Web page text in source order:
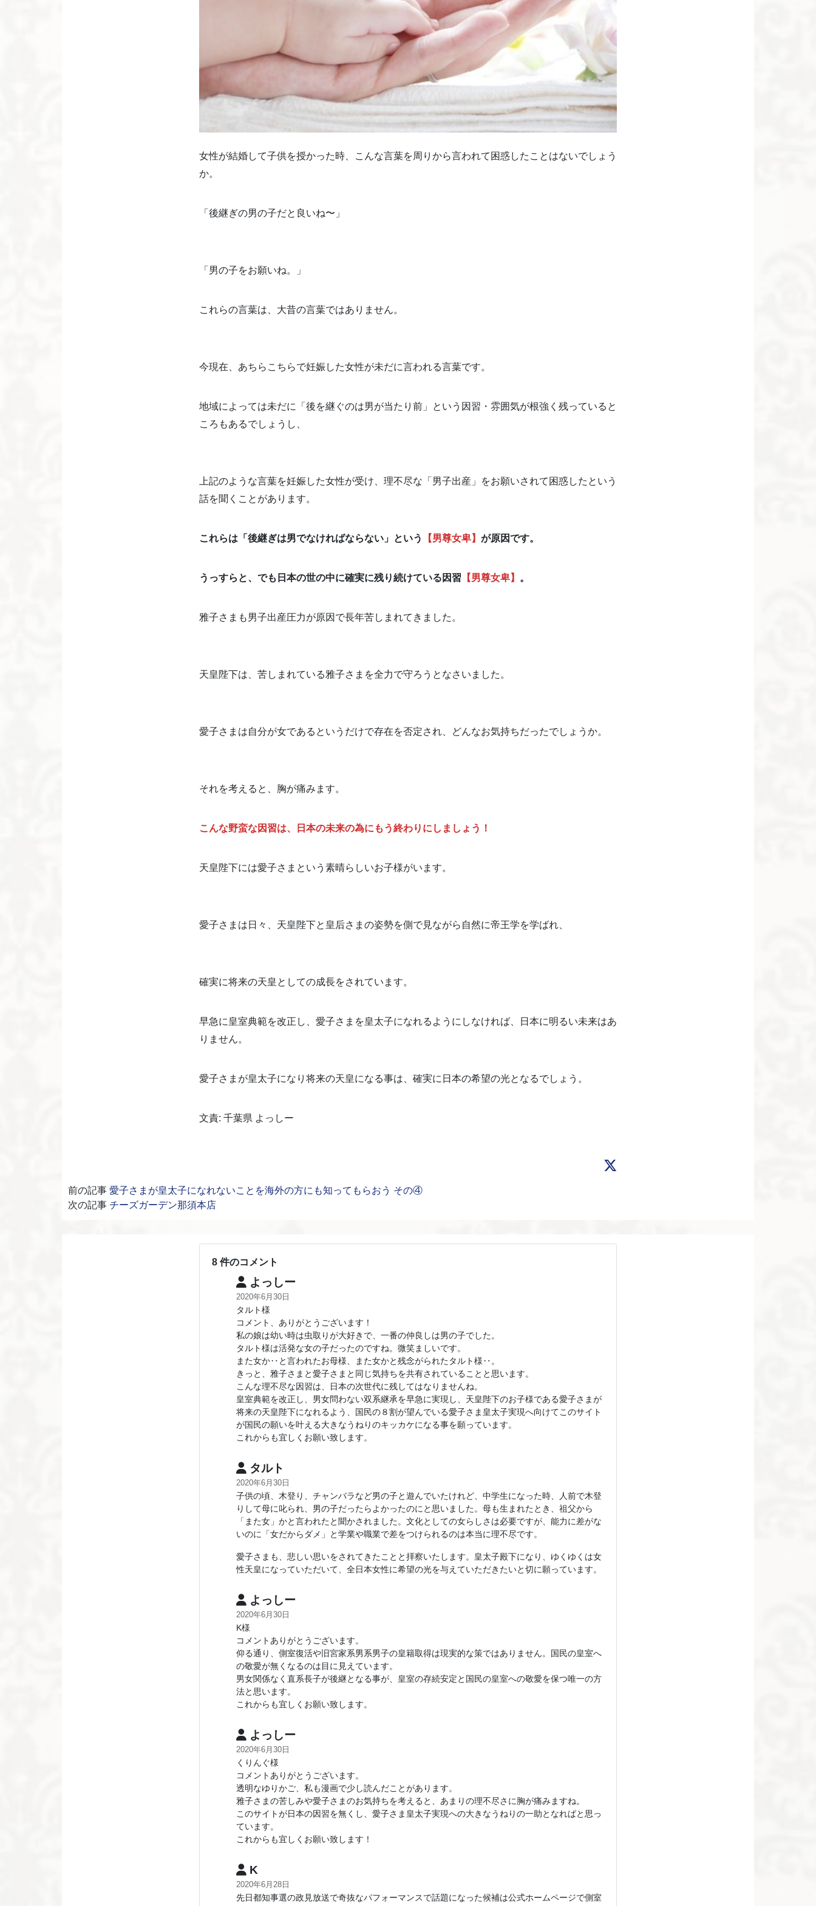
女性が結婚して子供を授かった時、こんな言葉を周りから言われて困惑したことはないでしょう
か。
「後継ぎの男の子だと良いね〜」
「男の子をお願いね。」
これらの言葉は、大昔の言葉ではありません。
今現在、あちらこちらで妊娠した女性が未だに言われる言葉です。
地域によっては未だに「後を継ぐのは男が当たり前」という因習・雰囲気が根強く残っていると
ころもあるでしょうし、
上記のような言葉を妊娠した女性が受け、理不尽な「男子出産」をお願いされて困惑したという
話を聞くことがあります。
これらは「後継ぎは男でなければならない」という 【男尊女卑】 が原因です。
うっすらと、でも日本の世の中に確実に残り続けている因習 【男尊女卑】 。
雅子さまも男子出産圧力が原因で長年苦しまれてきました。
天皇陛下は、苦しまれている雅子さまを全力で守ろうとなさいました。
愛子さまは自分が女であるというだけで存在を否定され、どんなお気持ちだったでしょうか。
それを考えると、胸が痛みます。
こんな野蛮な因習は、日本の未来の為にもう終わりにしましょう！
天皇陛下には愛子さまという素晴らしいお子様がいます。
愛子さまは日々、天皇陛下と皇后さまの姿勢を側で見ながら自然に帝王学を学ばれ、
確実に将来の天皇としての成長をされています。
早急に皇室典範を改正し、愛子さまを皇太子になれるようにしなければ、日本に明るい未来はあ
りません。
愛子さまが皇太子になり将来の天皇になる事は、確実に日本の希望の光となるでしょう。
文責: 千葉県 よっしー
前の記事 愛子さまが皇太子になれないことを海外の方にも知ってもらおう その④
次の記事 チーズガーデン那須本店
8 件のコメント
よっしー
2020年6月30日
タルト様
コメント、ありがとうございます！
私の娘は幼い時は虫取りが大好きで、一番の仲良しは男の子でした。
タルト様は活発な女の子だったのですね。微笑ましいです。
また女か‥と言われたお母様、また女かと残念がられたタルト様‥。
きっと、雅子さまと愛子さまと同じ気持ちを共有されていることと思います。
こんな理不尽な因習は、日本の次世代に残してはなりませんね。
皇室典範を改正し、男女問わない双系継承を早急に実現し、天皇陛下のお子様である愛子さまが
将来の天皇陛下になれるよう、国民の８割が望んでいる愛子さま皇太子実現へ向けてこのサイト
が国民の願いを叶える大きなうねりのキッカケになる事を願っています。
これからも宜しくお願い致します。
タルト
2020年6月30日
子供の頃、木登り、チャンバラなど男の子と遊んでいたけれど、中学生になった時、人前で木登
りして母に叱られ、男の子だったらよかったのにと思いました。母も生まれたとき、祖父から
「また女」かと言われたと聞かされました。文化としての女らしさは必要ですが、能力に差がな
いのに「女だからダメ」と学業や職業で差をつけられるのは本当に理不尽です。
愛子さまも、悲しい思いをされてきたことと拝察いたします。皇太子殿下になり、ゆくゆくは女
性天皇になっていただいて、全日本女性に希望の光を与えていただきたいと切に願っています。
よっしー
2020年6月30日
K様
コメントありがとうございます。
仰る通り、側室復活や旧宮家系男系男子の皇籍取得は現実的な策ではありません。国民の皇室へ
の敬愛が無くなるのは目に見えています。
男女関係なく直系長子が後継となる事が、皇室の存続安定と国民の皇室への敬愛を保つ唯一の方
法と思います。
これからも宜しくお願い致します。
よっしー
2020年6月30日
くりんぐ様
コメントありがとうございます。
透明なゆりかご、私も漫画で少し読んだことがあります。
雅子さまの苦しみや愛子さまのお気持ちを考えると、あまりの理不尽さに胸が痛みますね。
このサイトが日本の因習を無くし、愛子さま皇太子実現への大きなうねりの一助となればと思っ
ています。
これからも宜しくお願い致します！
K
2020年6月28日
先日都知事選の政見放送で奇抜なパフォーマンスで話題になった候補は公式ホームページで側室